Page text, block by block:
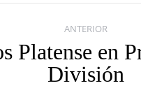
ANTERIOR
anterior:
Platense en
División